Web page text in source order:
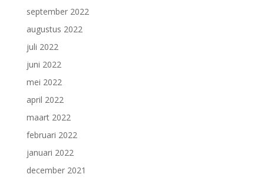
september 2022
augustus 2022
juli 2022
juni 2022
mei 2022
april 2022
maart 2022
februari 2022
januari 2022
december 2021